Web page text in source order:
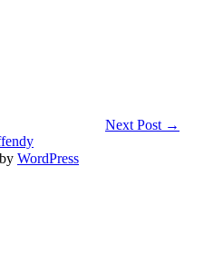
Next Post →
WordPress